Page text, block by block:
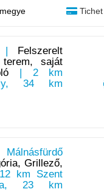
|
Felszerelt
saját
| 2 km
34 km
Grillező,
km Szent
23 km